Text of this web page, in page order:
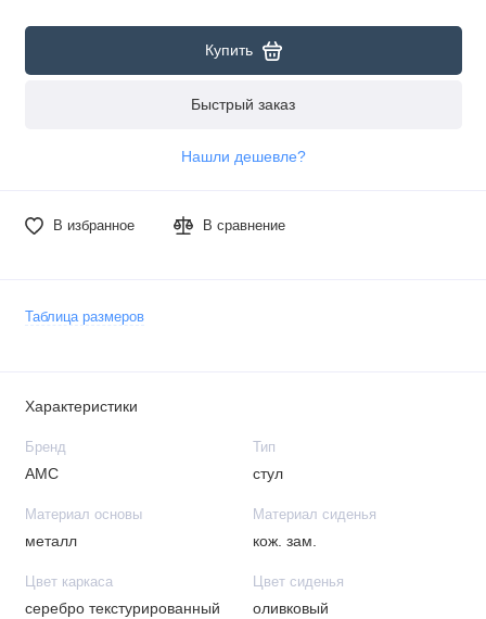
Купить
Быстрый заказ
Нашли дешевле?
В избранное В сравнение
Таблица размеров
Характеристики
Бренд
АМС
Тип
стул
Материал основы
металл
Материал сиденья
кож. зам.
Цвет каркаса
серебро текстурированный
Цвет сиденья
оливковый